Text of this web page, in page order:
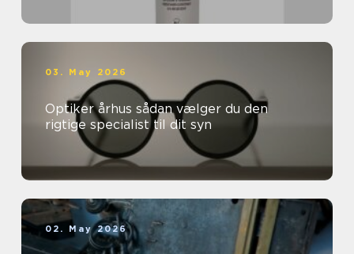
03. May 2026
Optiker århus sådan vælger du den
rigtige specialist til dit syn
02. May 2026